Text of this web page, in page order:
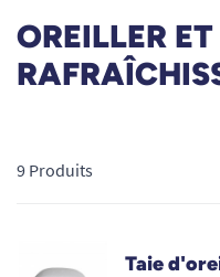
OREILLER
9 Produits
Taie